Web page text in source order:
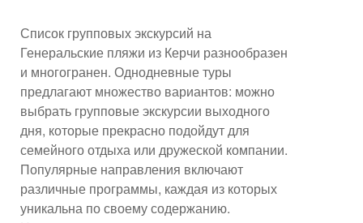
Список групповых экскурсий на
Генеральские пляжи из Керчи разнообразен
и многогранен. Однодневные туры
предлагают множество вариантов: можно
выбрать групповые экскурсии выходного
дня, которые прекрасно подойдут для
семейного отдыха или дружеской компании.
Популярные направления включают
различные программы, каждая из которых
уникальна по своему содержанию.